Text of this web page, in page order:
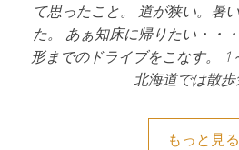
て思ったこと。 道が狭い。暑
た。 あぁ知床に帰りたい・・
形までのドライブをこなす。
北海道では散
もっと見る